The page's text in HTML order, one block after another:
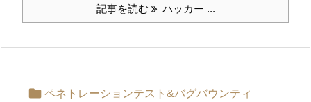
記事を読む ハッカー ...
 ペネトレーションテスト&バグバウンティ